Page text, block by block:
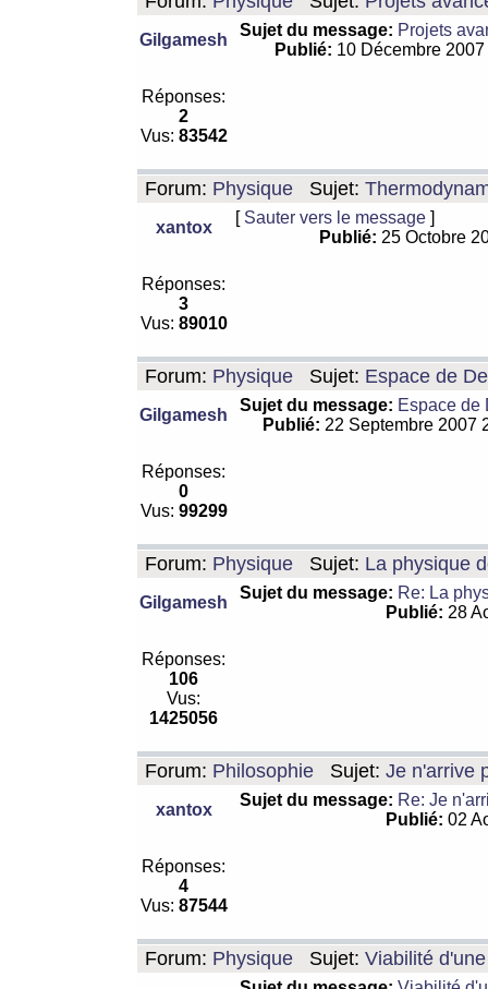
Gilgamesh
Sujet du message: Projets
Publié: 10 Décembre
Réponses:
2
Vus: 83542
Forum: Physique Sujet:
xantox
[ Sauter vers le message ]
Publié: 25 Octobre
Réponses:
3
Vus: 89010
Forum: Physique Sujet: Espace de
Gilgamesh
Sujet du message: Espace de
Publié: 22 Septembre 2007
Réponses:
0
Vus: 99299
Forum: Physique Sujet: La physique
Gilgamesh
Sujet du message: Re: La
Publié: 28
Réponses:
106
Vus:
1425056
Forum: Philosophie Sujet: Je n'arrive
xantox
Sujet du message: Re: Je
Publié: 02
Réponses:
4
Vus: 87544
Forum: Physique Sujet: Viabilité